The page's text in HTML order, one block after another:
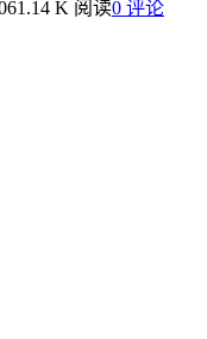
1.14 K 阅读0 评论